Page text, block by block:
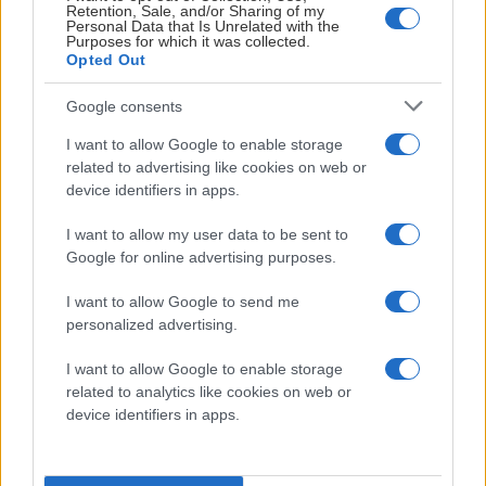
Retention, Sale, and/or Sharing of my
Personal Data that Is Unrelated with the
Purposes for which it was collected.
Opted Out
Google consents
I want to allow Google to enable storage
related to advertising like cookies on web or
device identifiers in apps.
I want to allow my user data to be sent to
Google for online advertising purposes.
I want to allow Google to send me
personalized advertising.
I want to allow Google to enable storage
related to analytics like cookies on web or
device identifiers in apps.
del av produktionsteamet eller något helt annat så är du
viktig för oss i föreningen. Är du intresserad av att hjälpa till
kan du kontakta Johan Gustafsson på 070-622 89 73 eller
via mejl påjohan.gustafsson@taif.nu
Foto: Sofie Alexandra Kitterød
LÄS NÄSTA